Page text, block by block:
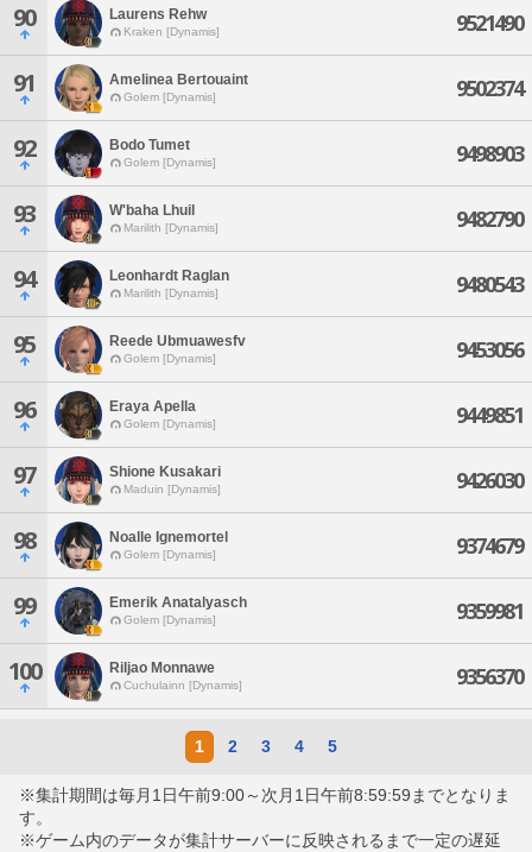
90 Laurens Rehw
Kraken [Dynamis] 9521490
91 Amelinea Bertouaint
Golem [Dynamis] 9502374
92 Bodo Tumet
Golem [Dynamis] 9498903
93 W'baha Lhuil
Marilith [Dynamis] 9482790
94 Leonhardt Raglan
Marilith [Dynamis] 9480543
95 Reede Ubmuawesfv
Golem [Dynamis] 9453056
96 Eraya Apella
Golem [Dynamis] 9449851
97 Shione Kusakari
Maduin [Dynamis] 9426030
98 Noalle Ignemortel
Golem [Dynamis] 9374679
99 Emerik Anatalyasch
Golem [Dynamis] 9359981
100 Riljao Monnawe
Cuchulainn [Dynamis] 9356370
1 2 3 4 5
※集計期間は毎月1日午前9:00～次月1日午前8:59:59までとなりま
す。
※ゲーム内のデータが集計サーバーに反映されるまで一定の遅延